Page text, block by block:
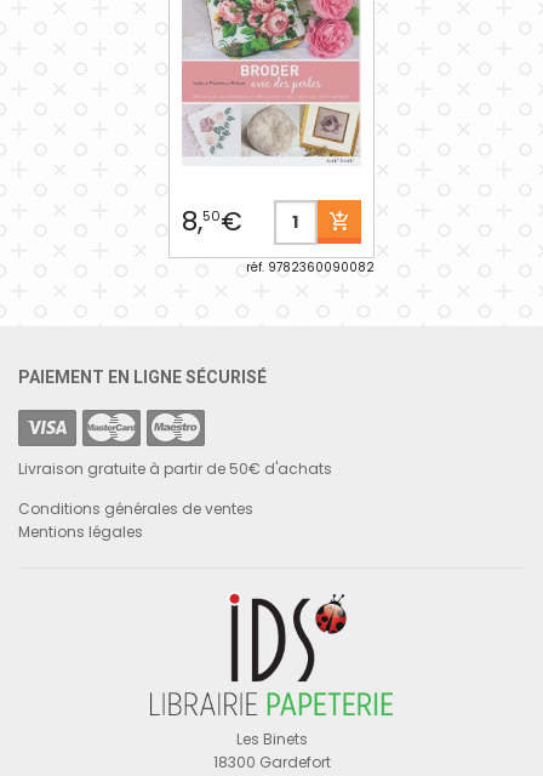
8,50€
réf. 9782360090082
PAIEMENT EN LIGNE SÉCURISÉ
Livraison gratuite à partir de 50€ d'achats
Conditions générales de ventes
Mentions légales
Les Binets
18300 Gardefort